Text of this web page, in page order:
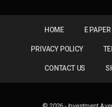
HOME E PAPER
PRIVACY POLICY
CONTACT US